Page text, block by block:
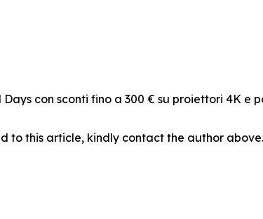
con sconti fino a 300 € su proiettori 4K e
to this article, kindly contact the author above.